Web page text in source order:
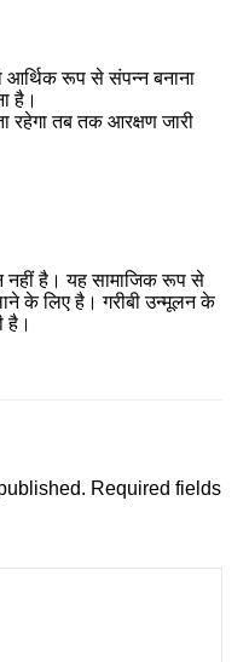
आर्थिक रूप से संपन्न बनाना
है।
रहेगा तब तक आरक्षण जारी
नहीं है। यह सामाजिक रूप से
के लिए है। गरीबी उन्मूलन के
है।
Required fields